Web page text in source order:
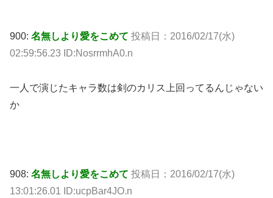
900: 名無しより愛をこめて 投稿日：2016/02/17(水)
02:59:56.23 ID:NosrrmhA0.n
一人で演じたキャラ数は剣のカリス上回ってるんじゃない
か
908: 名無しより愛をこめて 投稿日：2016/02/17(水)
13:01:26.01 ID:ucpBar4JO.n